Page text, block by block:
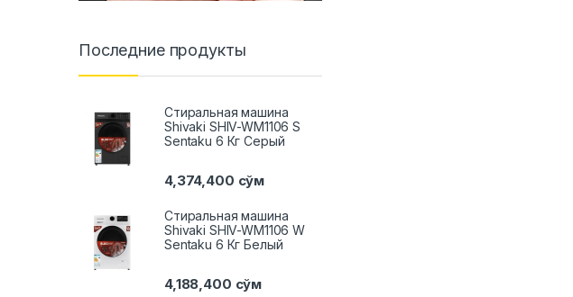
Последние продукты
Стиральная машина
Shivaki SHIV-WM1106 S
Sentaku 6 Кг Серый
4,374,400 сўм
Стиральная машина
Shivaki SHIV-WM1106 W
Sentaku 6 Кг Белый
4,188,400 сўм